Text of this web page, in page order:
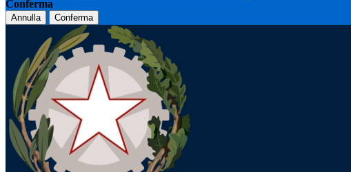
Conferma
Annulla Conferma